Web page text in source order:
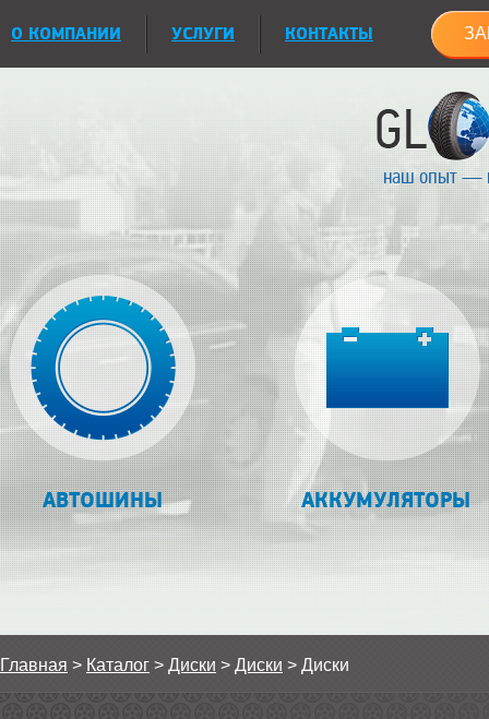
О КОМПАНИИ УСЛУГИ КОНТАКТЫ
наш опыт —
АВТОШИНЫ АККУМУЛЯТОРЫ
Главная > Каталог > Диски > Диски > Диски